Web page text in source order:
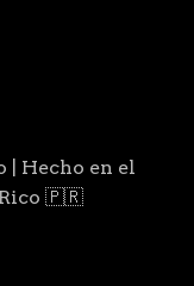
| Hecho en el
Rico 🇵🇷